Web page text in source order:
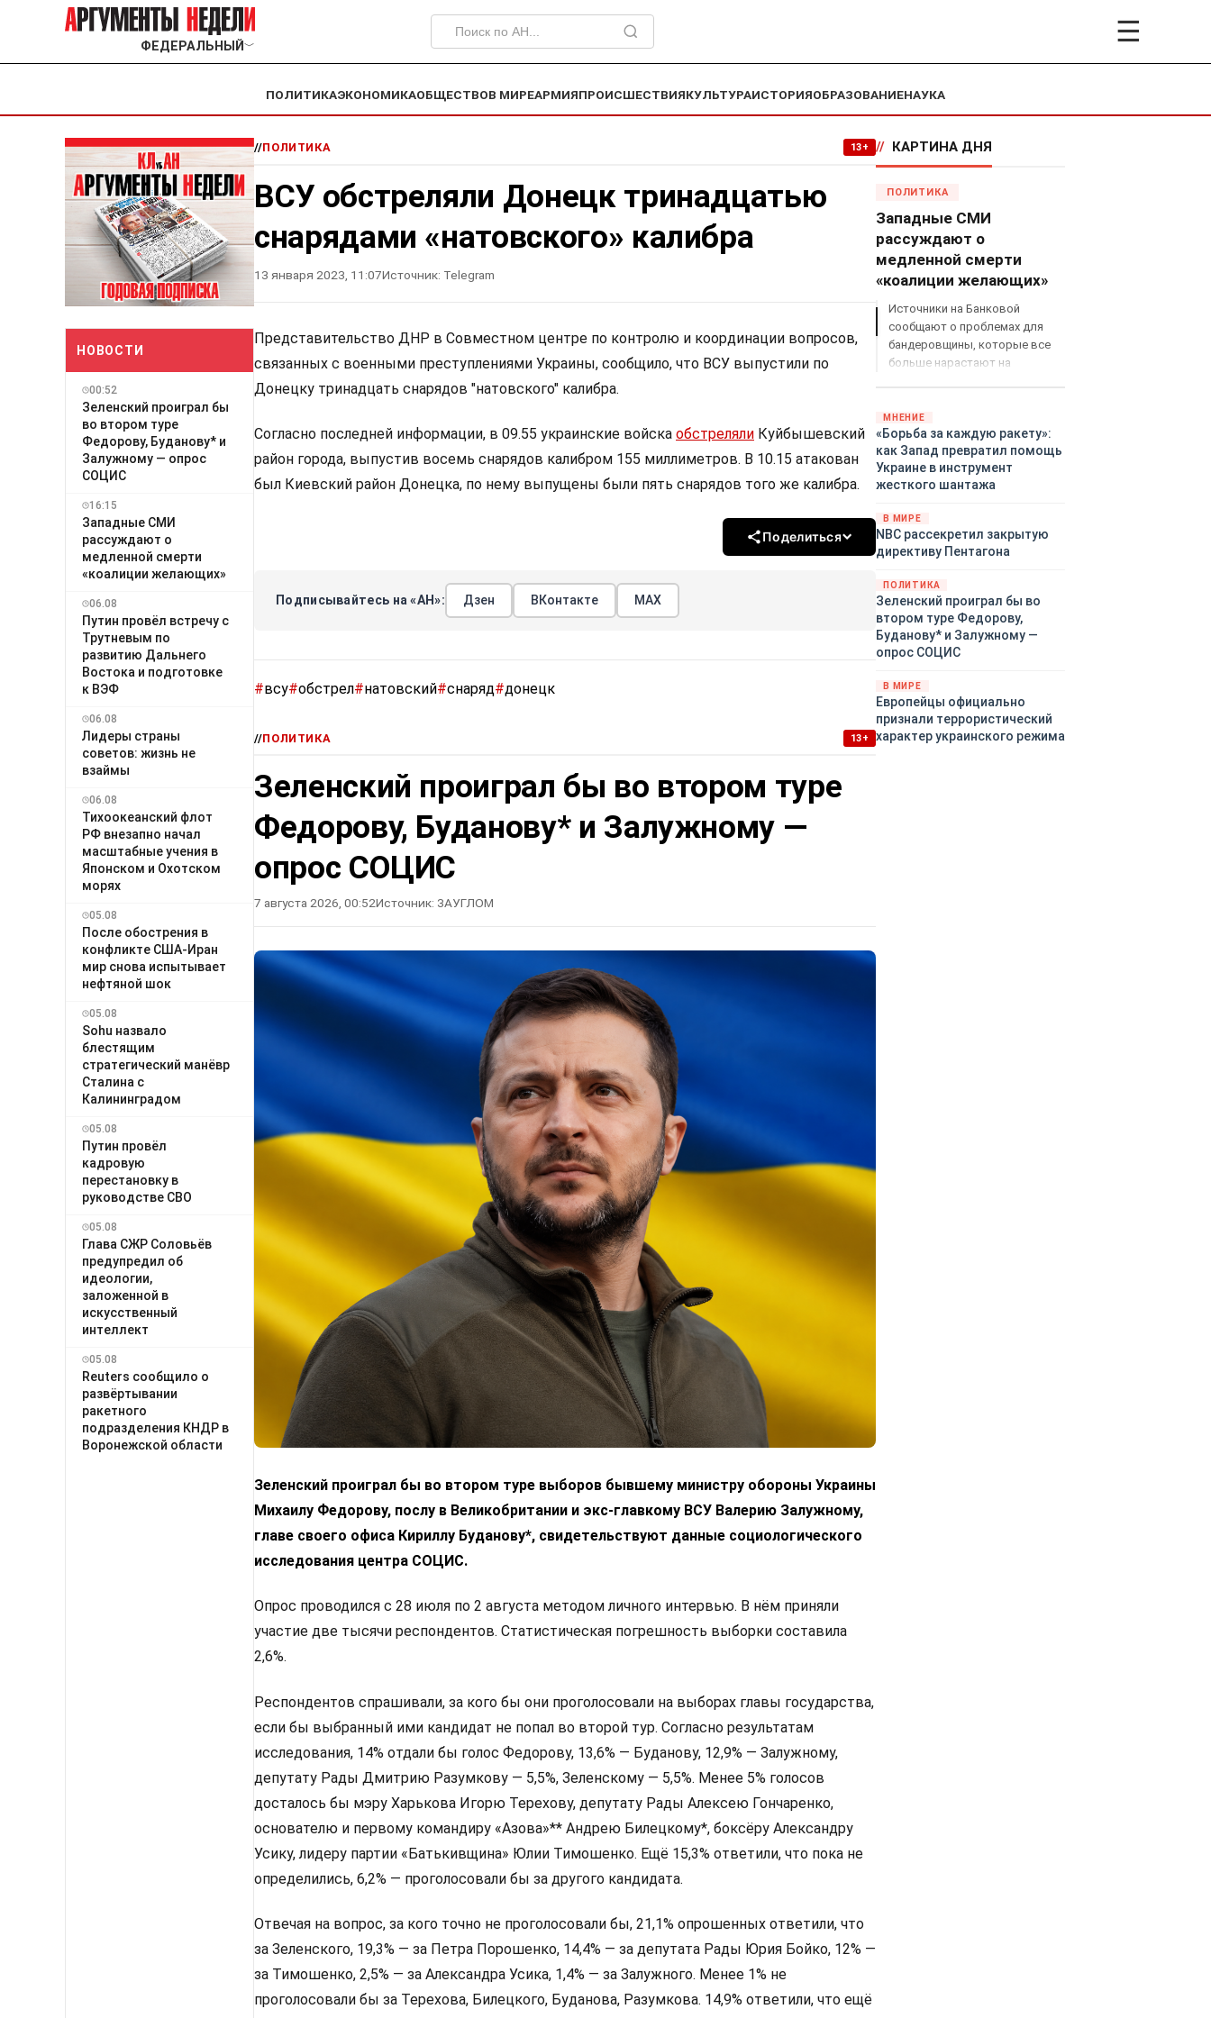
ФЕДЕРАЛЬНЫЙ ﹀ ☰
ПОЛИТИКАЭКОНОМИКАОБЩЕСТВОВ МИРЕАРМИЯПРОИСШЕСТВИЯКУЛЬТУРАИСТОРИЯОБРАЗОВАНИЕНАУКА
НОВОСТИ
00:52
Зеленский проиграл бы
во втором туре
Федорову, Буданову* и
Залужному — опрос
СОЦИС
16:15
Западные СМИ
рассуждают о
медленной смерти
«коалиции желающих»
06.08
Путин провёл встречу с
Трутневым по
развитию Дальнего
Востока и подготовке
к ВЭФ
06.08
Лидеры страны
советов: жизнь не
взаймы
06.08
Тихоокеанский флот
РФ внезапно начал
масштабные учения в
Японском и Охотском
морях
05.08
После обострения в
конфликте США-Иран
мир снова испытывает
нефтяной шок
05.08
Sohu назвало
блестящим
стратегический манёвр
Сталина с
Калининградом
05.08
Путин провёл
кадровую
перестановку в
руководстве СВО
05.08
Глава СЖР Соловьёв
предупредил об
идеологии,
заложенной в
искусственный
интеллект
05.08
Reuters сообщило о
развёртывании
ракетного
подразделения КНДР в
Воронежской области
//ПОЛИТИКА 13+
ВСУ обстреляли Донецк тринадцатью
снарядами «натовского» калибра
13 января 2023, 11:07Источник: Telegram
Представительство ДНР в Совместном центре по контролю и координации вопросов,
связанных с военными преступлениями Украины, сообщило, что ВСУ выпустили по
Донецку тринадцать снарядов "натовского" калибра.
Согласно последней информации, в 09.55 украинские войска обстреляли Куйбышевский
район города, выпустив восемь снарядов калибром 155 миллиметров. В 10.15 атакован
был Киевский район Донецка, по нему выпущены были пять снарядов того же калибра.
Поделиться
Подписывайтесь на «АН»: Дзен ВКонтакте МАХ
#всу#обстрел#натовский#снаряд#донецк
//ПОЛИТИКА 13+
Зеленский проиграл бы во втором туре
Федорову, Буданову* и Залужному —
опрос СОЦИС
7 августа 2026, 00:52Источник: ЗАУГЛОМ
Зеленский проиграл бы во втором туре выборов бывшему министру обороны Украины
Михаилу Федорову, послу в Великобритании и экс-главкому ВСУ Валерию Залужному,
главе своего офиса Кириллу Буданову*, свидетельствуют данные социологического
исследования центра СОЦИС.
Опрос проводился с 28 июля по 2 августа методом личного интервью. В нём приняли
участие две тысячи респондентов. Статистическая погрешность выборки составила
2,6%.
Респондентов спрашивали, за кого бы они проголосовали на выборах главы государства,
если бы выбранный ими кандидат не попал во второй тур. Согласно результатам
исследования, 14% отдали бы голос Федорову, 13,6% — Буданову, 12,9% — Залужному,
депутату Рады Дмитрию Разумкову — 5,5%, Зеленскому — 5,5%. Менее 5% голосов
досталось бы мэру Харькова Игорю Терехову, депутату Рады Алексею Гончаренко,
основателю и первому командиру «Азова»** Андрею Билецкому*, боксёру Александру
Усику, лидеру партии «Батькивщина» Юлии Тимошенко. Ещё 15,3% ответили, что пока не
определились, 6,2% — проголосовали бы за другого кандидата.
Отвечая на вопрос, за кого точно не проголосовали бы, 21,1% опрошенных ответили, что
за Зеленского, 19,3% — за Петра Порошенко, 14,4% — за депутата Рады Юрия Бойко, 12% —
за Тимошенко, 2,5% — за Александра Усика, 1,4% — за Залужного. Менее 1% не
проголосовали бы за Терехова, Билецкого, Буданова, Разумкова. 14,9% ответили, что ещё
// КАРТИНА ДНЯ
ПОЛИТИКА
Западные СМИ
рассуждают о
медленной смерти
«коалиции желающих»
Источники на Банковой
сообщают о проблемах для
бандеровщины, которые все
больше нарастают на
«страны 404» в следующем
году. Однако киевские
временщики не торопятся
заключать мир - ведь есть
поддержка в ЕС.
Британии и Германии, выборы
во Франции могут полностью
изменить геополитический
ландшафт в мире, пока
Зеленский ожидает выборов
в США.
МНЕНИЕ
«Борьба за каждую ракету»:
как Запад превратил помощь
Украине в инструмент
жесткого шантажа
В МИРЕ
NBC рассекретил закрытую
директиву Пентагона
ПОЛИТИКА
Зеленский проиграл бы во
втором туре Федорову,
Буданову* и Залужному —
опрос СОЦИС
В МИРЕ
Европейцы официально
признали террористический
характер украинского режима